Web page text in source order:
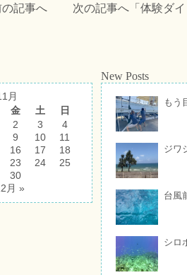
の記事へ 次の記事へ「 体験ダ
月
金 土
日
2 3
4
9 10
11
16 17
18
23 24
25
30
月 »
New Posts
もう
ジワ
台風
シロ